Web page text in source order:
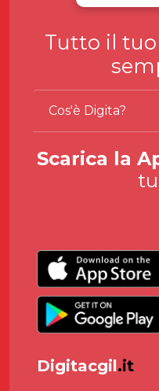
Tutto il
Cos'è Digita?
Scarica la
Digitacgil.it